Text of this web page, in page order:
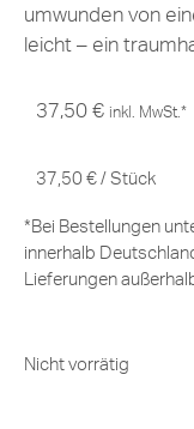
umwunden von
leicht – ein
37,50 € inkl. MwSt.*
37,50 € / Stück
*Bei Bestellungen
innerhalb
Lieferungen
Nicht vorrätig